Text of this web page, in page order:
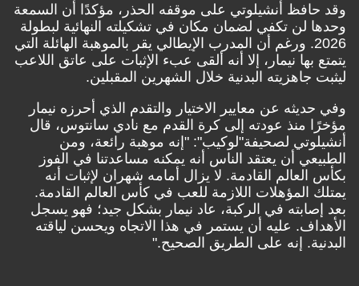
وقد حافظ أنشيلوتي على موقفه الحذر، مؤكدًا أن السمعة
وحدها لن تكفي لضمان مكان في تشكيلته النهائية لبطولة
2026. ورغم أن المدرب الإيطالي يقر بالموهبة الهائلة التي
يتمتع بها نيمار، إلا أنه ألقى عبء الإثبات على عاتق اللاعب
ليثبت جاهزيته البدنية خلال الشهرين المقبلين.
وفي حديثه عن معايير الاختيار والتقدم الذي أحرزه نيمار
مؤخرًا منذ عودته إلى كرة القدم مع نادي سانتوس، قال
أنشيلوتي لصحيفة"لوكيب": "إنه موهبة رائعة، ومن
الطبيعي أن يعتقد الناس أنه يمكنه مساعدتنا في الفوز
بكأس العالم القادمة. لا يزال أمامه شهران لإثبات أنه
يمتلك المؤهلات اللازمة للعب في كأس العالم القادمة.
بعد إصابته في الركبة، عاد نيمار بشكل جيد؛ فهو يسجل
الأهداف. عليه أن يستمر في هذا الاتجاه ويحسن لياقته
البدنية. إنه على الطريق الصحيح."